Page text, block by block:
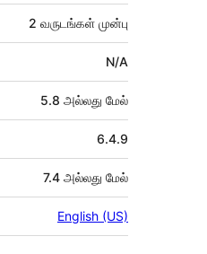
2 வருடங்கள் முன்பு
N/A
5.8 அல்லது மேல்
6.4.9
7.4 அல்லது மேல்
English (US)